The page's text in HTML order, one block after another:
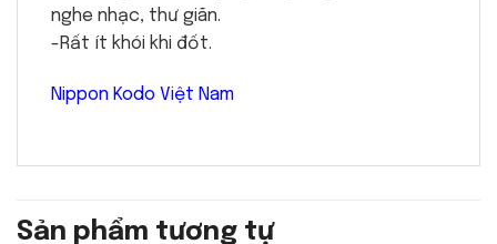
nghe nhạc, thư giãn.
-Rất ít khói khi đốt.
Nippon Kodo Việt Nam
Sản phẩm tương tự